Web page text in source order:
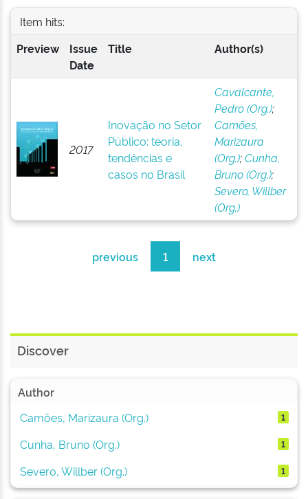
Item hits:
Preview
Issue
Date
Title Author(s)
2017
Inovação no Setor
Público: teoria,
tendências e
casos no Brasil
Cavalcante,
Pedro (Org.);
Camões,
Marizaura
(Org.);Cunha,
Bruno (Org.);
Severo, Willber
(Org.)
previous 1 next
Discover
Author
Camões, Marizaura (Org.)
1
Cunha, Bruno (Org.) 1
Severo, Willber (Org.) 1